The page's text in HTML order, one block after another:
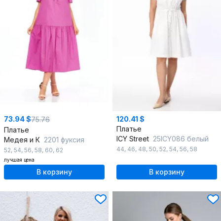
73.94 $75.76
Платье
Медея и К 2201 фуксия
52, 54, 56, 58, 60, 62
лучшая цена
В корзину
120.41 $
Платье
ICY Street 25ICY086 белый
44, 46, 48, 50, 52, 54, 56, 58
В корзину